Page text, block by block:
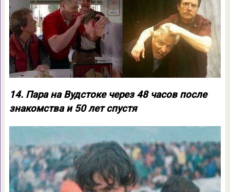
14. Пара на Вудстоке через 48 часов после
знакомства и 50 лет спустя